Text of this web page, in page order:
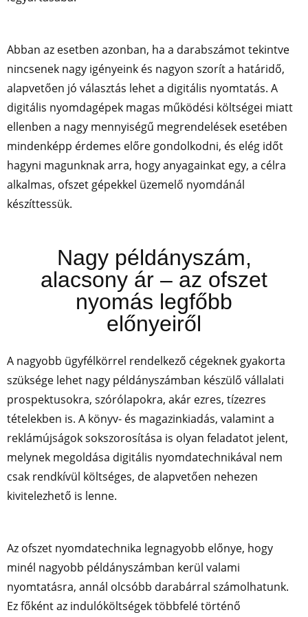
Abban az esetben azonban, ha a darabszámot tekintve
nincsenek nagy igényeink és nagyon szorít a határidő,
alapvetően jó választás lehet a digitális nyomtatás. A
digitális nyomdagépek magas működési költségei miatt
ellenben a nagy mennyiségű megrendelések esetében
mindenképp érdemes előre gondolkodni, és elég időt
hagyni magunknak arra, hogy anyagainkat egy, a célra
alkalmas, ofszet gépekkel üzemelő nyomdánál
készíttessük.
Nagy példányszám,
alacsony ár – az ofszet
nyomás legfőbb
előnyeiről
A nagyobb ügyfélkörrel rendelkező cégeknek gyakorta
szüksége lehet nagy példányszámban készülő vállalati
prospektusokra, szórólapokra, akár ezres, tízezres
tételekben is. A könyv- és magazinkiadás, valamint a
reklámújságok sokszorosítása is olyan feladatot jelent,
melynek megoldása digitális nyomdatechnikával nem
csak rendkívül költséges, de alapvetően nehezen
kivitelezhető is lenne.
Az ofszet nyomdatechnika legnagyobb előnye, hogy
minél nagyobb példányszámban kerül valami
nyomtatásra, annál olcsóbb darabárral számolhatunk.
Ez főként az indulóköltségek többfelé történő